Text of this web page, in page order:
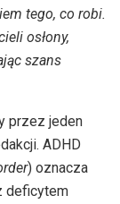
tego, co robi.
osłony,
szans
przez jeden
ADHD
) oznacza
deficytem